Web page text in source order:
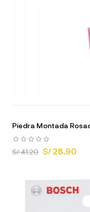
Piedra Montada
S/ 41.20 S/ 28.90